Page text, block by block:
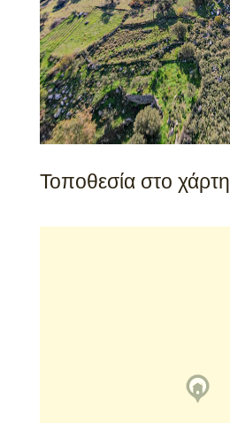
Τοποθεσία στο χάρτη